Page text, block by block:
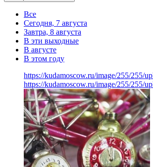
Все
Сегодня, 7 августа
Завтра, 8 августа
В эти выходные
В августе
В этом году
https://kudamoscow.ru/image/255/255/
https://kudamoscow.ru/image/255/255/